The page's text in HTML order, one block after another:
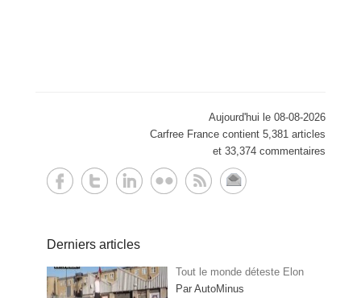
Aujourd'hui le 08-08-2026
Carfree France contient 5,381 articles
et 33,374 commentaires
Derniers articles
Tout le monde déteste Elon
Par AutoMinus